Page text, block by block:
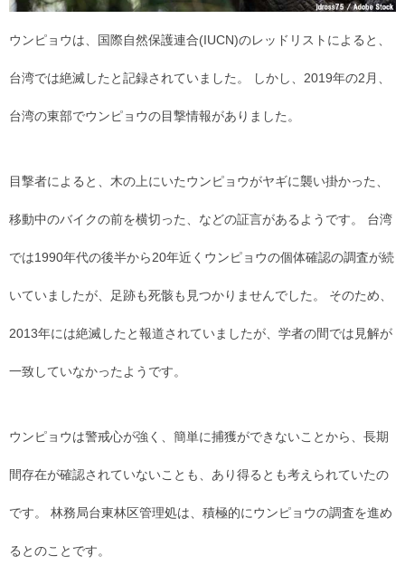
ウンピョウは、国際自然保護連合(IUCN)のレッドリストによると、
台湾では絶滅したと記録されていました。 しかし、2019年の2月、
台湾の東部でウンピョウの目撃情報がありました。
目撃者によると、木の上にいたウンピョウがヤギに襲い掛かった、
移動中のバイクの前を横切った、などの証言があるようです。 台湾
では1990年代の後半から20年近くウンピョウの個体確認の調査が続
いていましたが、足跡も死骸も見つかりませんでした。 そのため、
2013年には絶滅したと報道されていましたが、学者の間では見解が
一致していなかったようです。
ウンピョウは警戒心が強く、簡単に捕獲ができないことから、長期
間存在が確認されていないことも、あり得るとも考えられていたの
です。 林務局台東林区管理処は、積極的にウンピョウの調査を進め
るとのことです。